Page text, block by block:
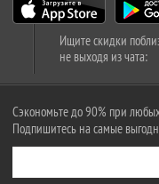
Ищите скидки
не выходя из чата:
Сэкономьте до 90% при
Подпишитесь на самые